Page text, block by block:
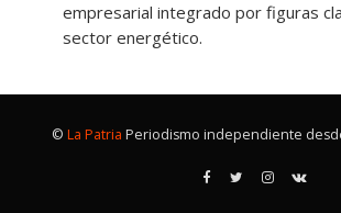
empresarial integrado por figuras
sector energético.
© La Patria Periodismo independiente